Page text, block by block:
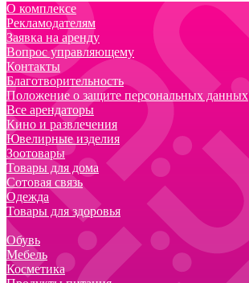
О комплексе
Рекламодателям
Заявка на аренду
Вопрос управляющему
Контакты
Благотворительность
Положение о защите персональных данных
Все арендаторы
Кино и развлечения
Ювелирные изделия
Зоотовары
Товары для дома
Сотовая связь
Одежда
Товары для здоровья
Обувь
Мебель
Косметика